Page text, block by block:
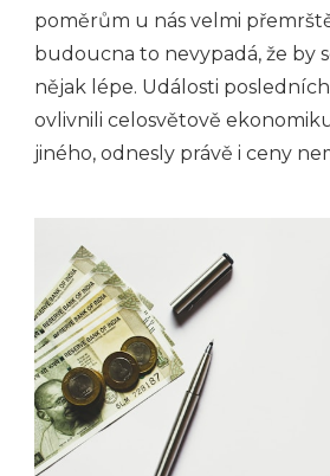
poměrům u nás velmi
budoucna to nevypadá, že by
nějak lépe. Události
ovlivnili celosvětově
jiného, odnesly právě i ceny